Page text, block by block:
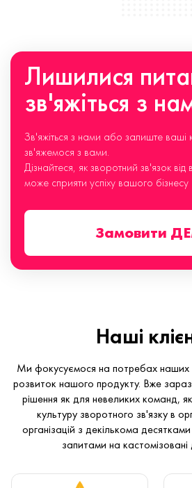
Лишилися
зв'яжіться з
Зв'яжіться з нами або залиште ваші
зв'яжемося з вами.
Дізнайтеся, як зворотний зв'язок від
може сприяти успіху вашого бізнесу
Замовити
Наші
Ми фокусуємося на потребах наших
розвиток нашого продукту. Вже
рішення як для невеликих команд,
культуру зворотного зв'язку в
організацій з декількома десятками
запитами на кастомізовані